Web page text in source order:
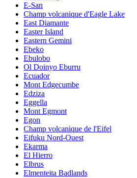
E-San
Champ volcanique d'Eagle Lake
East Diamante
Easter Island
Eastern Gemini
Ebeko
Ebulobo
Ol Doinyo Eburru
Ecuador
Mont Edgecumbe
Edziza
Eggella
Mont Egmont
Egon
Champ volcanique de l'Eifel
Eifuku Nord-Ouest
Ekarma
El Hierro
Elbrus
Elmenteita Badlands